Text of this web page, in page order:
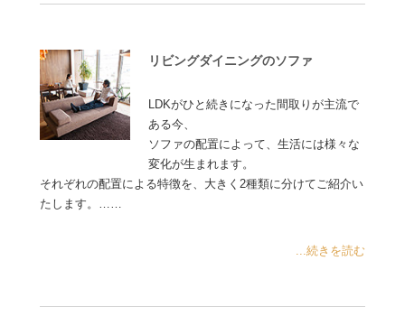
リビングダイニングのソファ
LDKがひと続きになった間取りが主流で
ある今、
ソファの配置によって、生活には様々な
変化が生まれます。
それぞれの配置による特徴を、大きく2種類に分けてご紹介い
たします。……
...続きを読む